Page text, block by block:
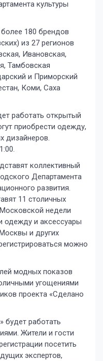
культуры
180 брендов
из 27 регионов
Ивановская,
Тамбовская
и Приморский
Коми, Саха
работать открытый
приобрести одежду,
дизайнеров.
коллективный
Департамента
развития.
11 столичных
недели
одежду и аксессуары
и других
можно
модных показов
угощениями
проекта «Сделано
будет работать
Жители и гости
посетить
экспертов,